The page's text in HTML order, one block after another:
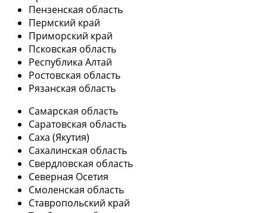
Пензенская область
Пермский край
Приморский край
Псковская область
Республика Алтай
Ростовская область
Рязанская область
Самарская область
Саратовская область
Саха (Якутия)
Сахалинская область
Свердловская область
Северная Осетия
Смоленская область
Ставропольский край